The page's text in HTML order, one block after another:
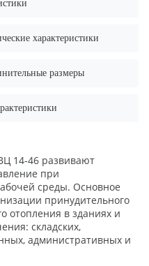
характеристики
размеры
14-46 развивают
при
среды. Основное
принудительного
отопления в зданиях и
складских,
административных и